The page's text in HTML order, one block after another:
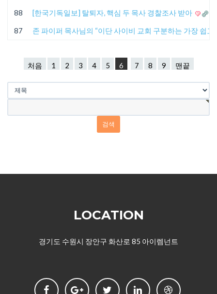
88 [한국기독일보] 탈퇴자, 핵심 두 목사 경찰조사 받아
87 존 파이퍼 목사님의 “이단 사이비 교회 구분하는 가장 쉽고
처음 1 2 3 4 5 6 7 8 9 맨끝
LOCATION
경기도 수원시 장안구 화산로 85 아이렘넌트